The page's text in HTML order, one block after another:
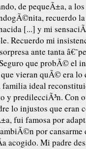
de pequeÃ±a, a
recuerdo
[...] y mi
Recuerdo mi
ante tanta
que probÃ© el
vieran quÃ© era lo
ideal
y predilecciÃ³n. Con
lo injustos que eran
fui famosa por
por cansarme
acogido. Mi padre